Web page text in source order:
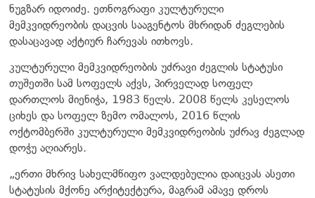
ნუგზარ იდოიძე. ეთნოგრაფი კულტურული
მემკვიდრეობის დაცვის სააგენტოს მხრიდან ძეგლების
დასაცავად აქტიურ ჩარევას ითხოვს.
კულტურული მემკვიდრეობის უძრავი ძეგლის სტატუსი
თუშეთში სამ სოფელს აქვს, პირველად სოფელ
დართლოს მიენიჭა, 1983 წელს. 2008 წელს კესელოს
ციხეს და სოფელ ზემო ომალოს, 2016 წლის
ოქტომბერში კულტურული მემკვიდრეობის უძრავ ძეგლად
დოჭუ აღიარეს.
„ერთი მხრივ სახელმწიფო ვალდებულია დაიცვას ასეთი
სტატუსის მქონე არქიტექტურა, მაგრამ ამავე დროს